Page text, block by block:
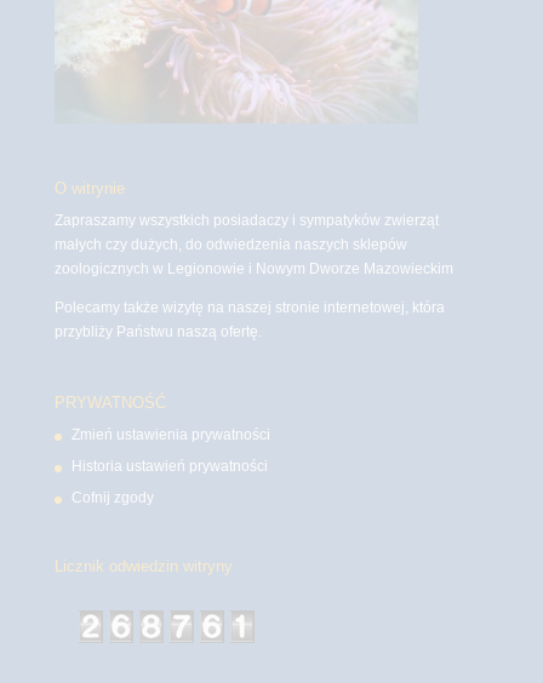
O witrynie
Zapraszamy wszystkich posiadaczy i sympatyków zwierząt
małych czy dużych, do odwiedzenia naszych sklepów
zoologicznych w Legionowie i Nowym Dworze Mazowieckim
Polecamy także wizytę na naszej stronie internetowej, która
przybliży Państwu naszą ofertę.
PRYWATNOŚĆ
Zmień ustawienia prywatności
Historia ustawień prywatności
Cofnij zgody
Licznik odwiedzin witryny